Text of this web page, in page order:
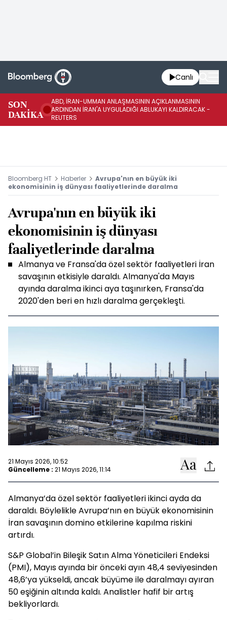
Canlı
SON
DAKİKA
ABD, İRAN-UMMAN ANLAŞMASININ AÇIKLANMASININ
ARDINDAN İRAN'A UYGULADIĞI ABLUKAYI KALDIRACAK -
REUTERS
Bloomberg HT Haberler
Avrupa'nın en büyük iki
ekonomisinin iş dünyası faaliyetlerinde daralma
Avrupa'nın en büyük iki
ekonomisinin iş dünyası
faaliyetlerinde daralma
Almanya ve Fransa'da özel sektör faaliyetleri İran
savaşının etkisiyle daraldı. Almanya'da Mayıs
ayında daralma ikinci aya taşınırken, Fransa'da
2020'den beri en hızlı daralma gerçekleşti.
21 Mayıs 2026, 10:52
Güncelleme : 21 Mayıs 2026, 11:14
Almanya’da özel sektör faaliyetleri ikinci ayda da
daraldı. Böylelikle Avrupa’nın en büyük ekonomisinin
İran savaşının domino etkilerine kapılma riskini
artırdı.
S&P Global’in Bileşik Satın Alma Yöneticileri Endeksi
(PMI), Mayıs ayında bir önceki ayın 48,4 seviyesinden
48,6’ya yükseldi, ancak büyüme ile daralmayı ayıran
50 eşiğinin altında kaldı. Analistler hafif bir artış
bekliyorlardı.